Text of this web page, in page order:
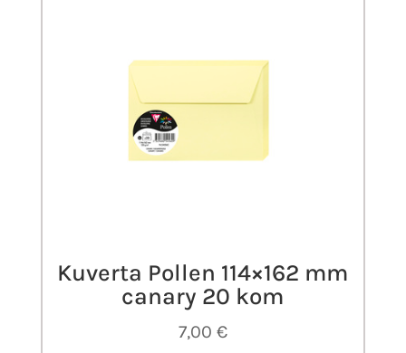
Kuverta Pollen 114×162 mm
canary 20 kom
7,00 €